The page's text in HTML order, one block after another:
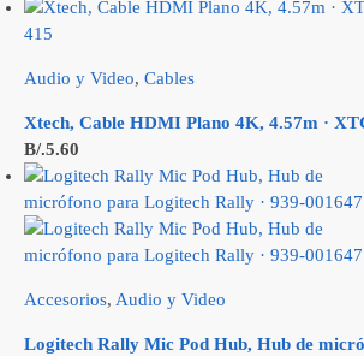
Audio y Video, Cables
Xtech, Cable HDMI Plano 4K, 4.57m ·
B/.5.60
Accesorios, Audio y Video
Logitech Rally Mic Pod Hub, Hub de